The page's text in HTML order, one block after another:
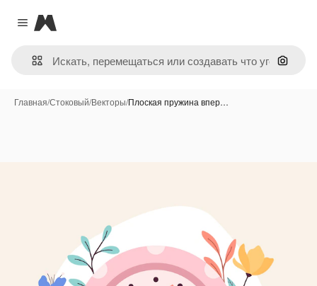
Close menu
Magnific
Поиск
Главная/Стоковый/Векторы/Плоская пружина впер…